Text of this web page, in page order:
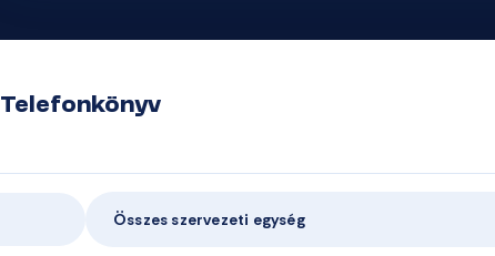
Telefonkönyv
Összes szervezeti egység